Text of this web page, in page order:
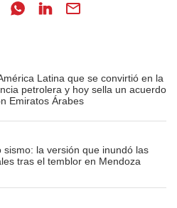
Latina que se convirtió en la
petrolera y hoy sella un acuerdo
Emiratos Árabes
sismo: la versión que inundó las
tras el temblor en Mendoza